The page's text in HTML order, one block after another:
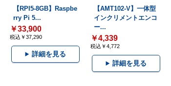
【RPI5-8GB】Raspbe
rry Pi 5...
￥33,900
税込￥37,290
詳細を見る
【AMT102-V】一体型
インクリメントエンコ
ー...
￥4,339
税込￥4,772
詳細を見る